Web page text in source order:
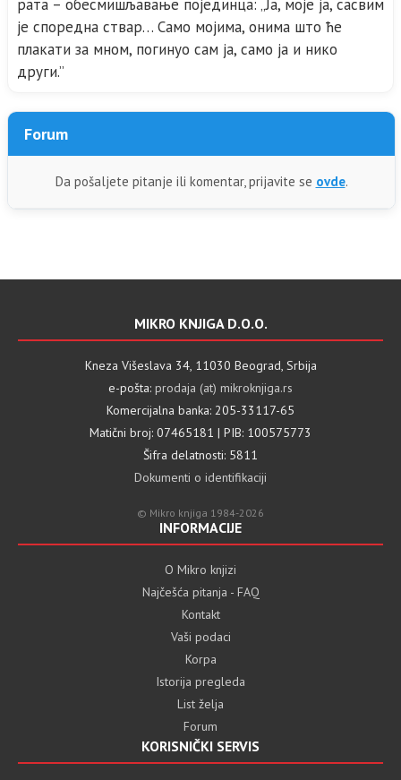
рата – обесмишљавање појединца: „Ја, моје ја, сасвим
је споредна ствар… Само мојима, онима што ће
плакати за мном, погинуо сам ја, само ја и нико
други.”
Forum
Da pošaljete pitanje ili komentar, prijavite se ovde.
MIKRO KNJIGA D.O.O.
Kneza Višeslava 34, 11030 Beograd, Srbija
e-pošta: prodaja (at) mikroknjiga.rs
Komercijalna banka: 205-33117-65
Matični broj: 07465181 | PIB: 100575773
Šifra delatnosti: 5811
Dokumenti o identifikaciji
© Mikro knjiga 1984-2026
INFORMACIJE
O Mikro knjizi
Najčešća pitanja - FAQ
Kontakt
Vaši podaci
Korpa
Istorija pregleda
List želja
Forum
KORISNIČKI SERVIS